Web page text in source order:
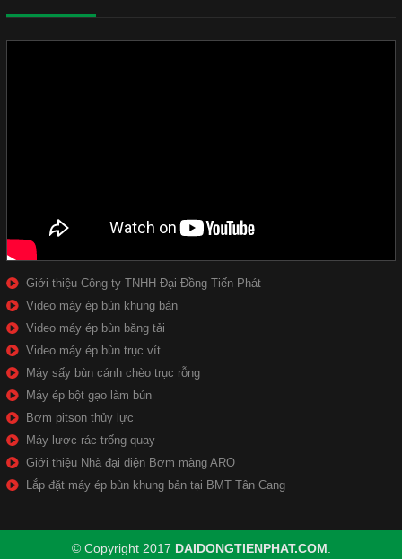
Giới thiệu Công ty TNHH Đại Đồng Tiến Phát
Video máy ép bùn khung bản
Video máy ép bùn băng tải
Video máy ép bùn trục vít
Máy sấy bùn cánh chèo trục rỗng
Máy ép bột gạo làm bún
Bơm pitson thủy lực
Máy lược rác trống quay
Giới thiệu Nhà đại diện Bơm màng ARO
Lắp đặt máy ép bùn khung bản tại BMT Tân Cang
© Copyright 2017 DAIDONGTIENPHAT.COM